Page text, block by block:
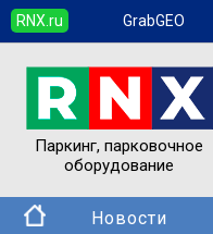
RNX.ru GrabGEO
Паркинг, парковочное
оборудование
Новости